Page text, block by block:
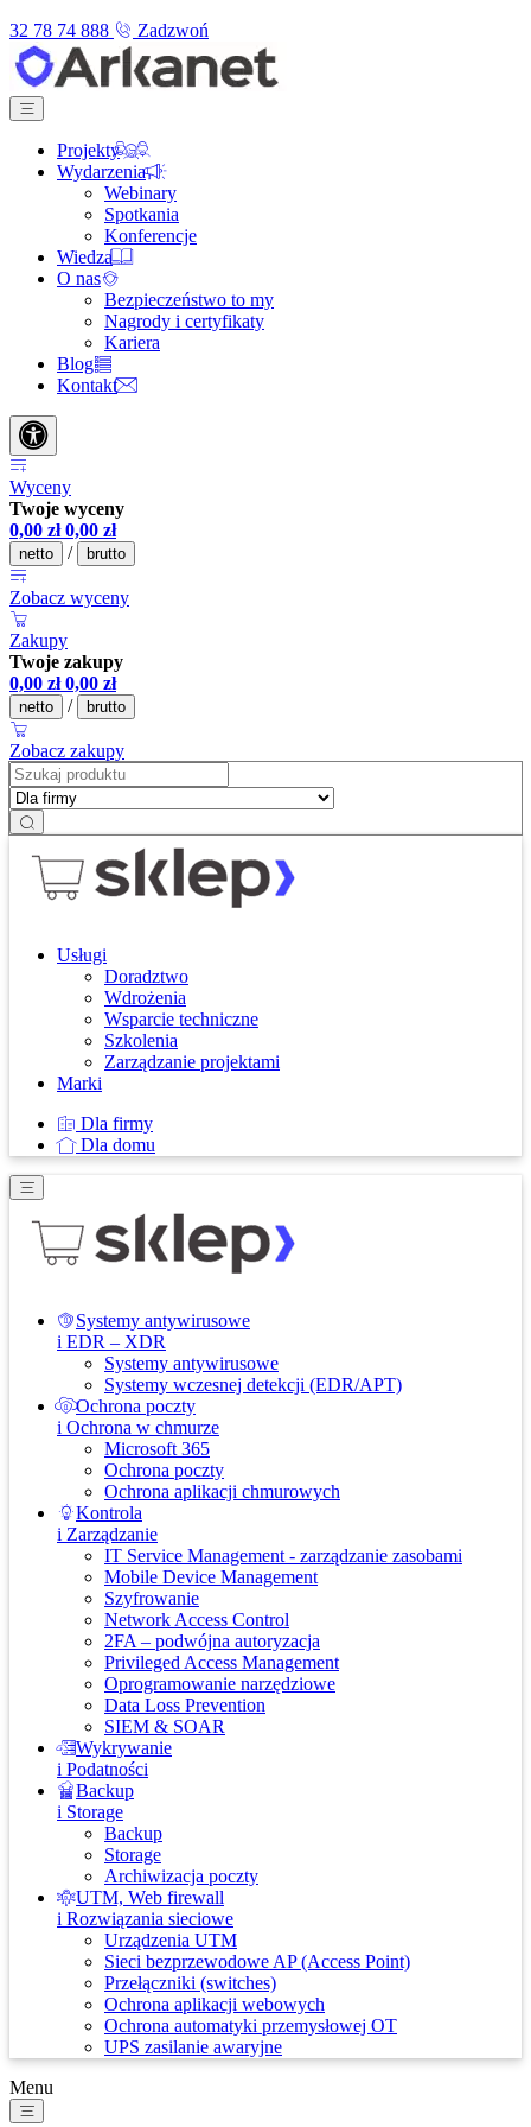
32 78 74 888
Zadzwoń
Projekty
Wydarzenia
Webinary
Spotkania
Konferencje
Wiedza
O nas
Bezpieczeństwo to my
Nagrody i certyfikaty
Kariera
Blog
Kontakt
Wyceny
Twoje wyceny
0,00 zł 0,00 zł
netto / brutto
Zobacz wyceny
Zakupy
Twoje zakupy
0,00 zł 0,00 zł
netto / brutto
Zobacz zakupy
Usługi
Doradztwo
Wdrożenia
Wsparcie techniczne
Szkolenia
Zarządzanie projektami
Marki
Dla firmy
Dla domu
Systemy antywirusowe
i EDR – XDR
Systemy antywirusowe
Systemy wczesnej detekcji (EDR/APT)
Ochrona poczty
i Ochrona w chmurze
Microsoft 365
Ochrona poczty
Ochrona aplikacji chmurowych
Kontrola
i Zarządzanie
IT Service Management - zarządzanie zasobami
Mobile Device Management
Szyfrowanie
Network Access Control
2FA – podwójna autoryzacja
Privileged Access Management
Oprogramowanie narzędziowe
Data Loss Prevention
SIEM & SOAR
Wykrywanie
i Podatności
Backup
i Storage
Backup
Storage
Archiwizacja poczty
UTM, Web firewall
i Rozwiązania sieciowe
Urządzenia UTM
Sieci bezprzewodowe AP (Access Point)
Przełączniki (switches)
Ochrona aplikacji webowych
Ochrona automatyki przemysłowej OT
UPS zasilanie awaryjne
Menu